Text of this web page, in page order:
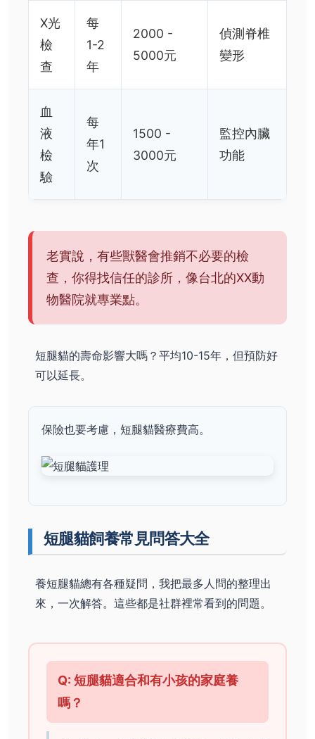
X光
檢
查
每
1-2
年
2000 -
5000元
偵測脊椎
變形
血
液
檢
驗
每
年1
次
1500 -
3000元
監控內臟
功能
老實說，有些獸醫會推銷不必要的檢
查，你得找信任的診所，像台北的XX動
物醫院就專業點。
短腿貓的壽命影響大嗎？平均10-15年，但預防好
可以延長。
保險也要考慮，短腿貓醫療費高。
短腿貓飼養常見問答大全
養短腿貓總有各種疑問，我把最多人問的整理出
來，一次解答。這些都是社群裡常看到的問題。
Q: 短腿貓適合和有小孩的家庭養
嗎？